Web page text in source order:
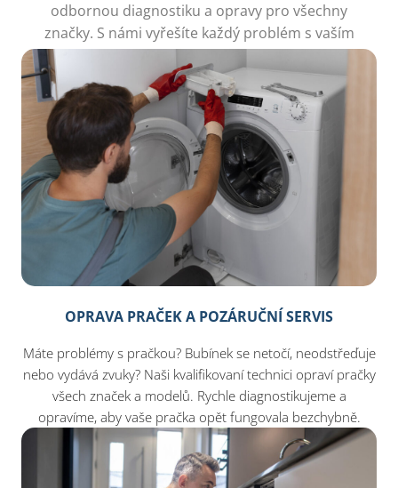
odbornou diagnostiku a opravy pro všechny
značky. S námi vyřešíte každý problém s vaším
spotřebičem.
OPRAVA PRAČEK A POZÁRUČNÍ SERVIS
Máte problémy s pračkou? Bubínek se netočí, neodstřeďuje
nebo vydává zvuky? Naši kvalifikovaní technici opraví pračky
všech značek a modelů. Rychle diagnostikujeme a
opravíme, aby vaše pračka opět fungovala bezchybně.